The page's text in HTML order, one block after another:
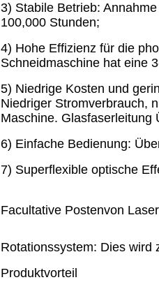
3) Stabile Betrieb:
100,000 Stunden;
4) Hohe Effizienz für die
Schneidmaschine hat eine
5) Niedrige Kosten und
Niedriger Stromverbrauch,
Maschine. Glasfaserleitung
6) Einfache Bedienung:
7) Superflexible optische
Facultative Postenvon
Rotationssystem: Dies wird
Produktvorteil